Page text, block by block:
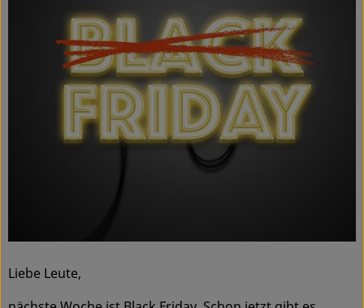
Ökokisten
Obst & Gemüse
Kühltheke
Backwaren
Liebe Leute,